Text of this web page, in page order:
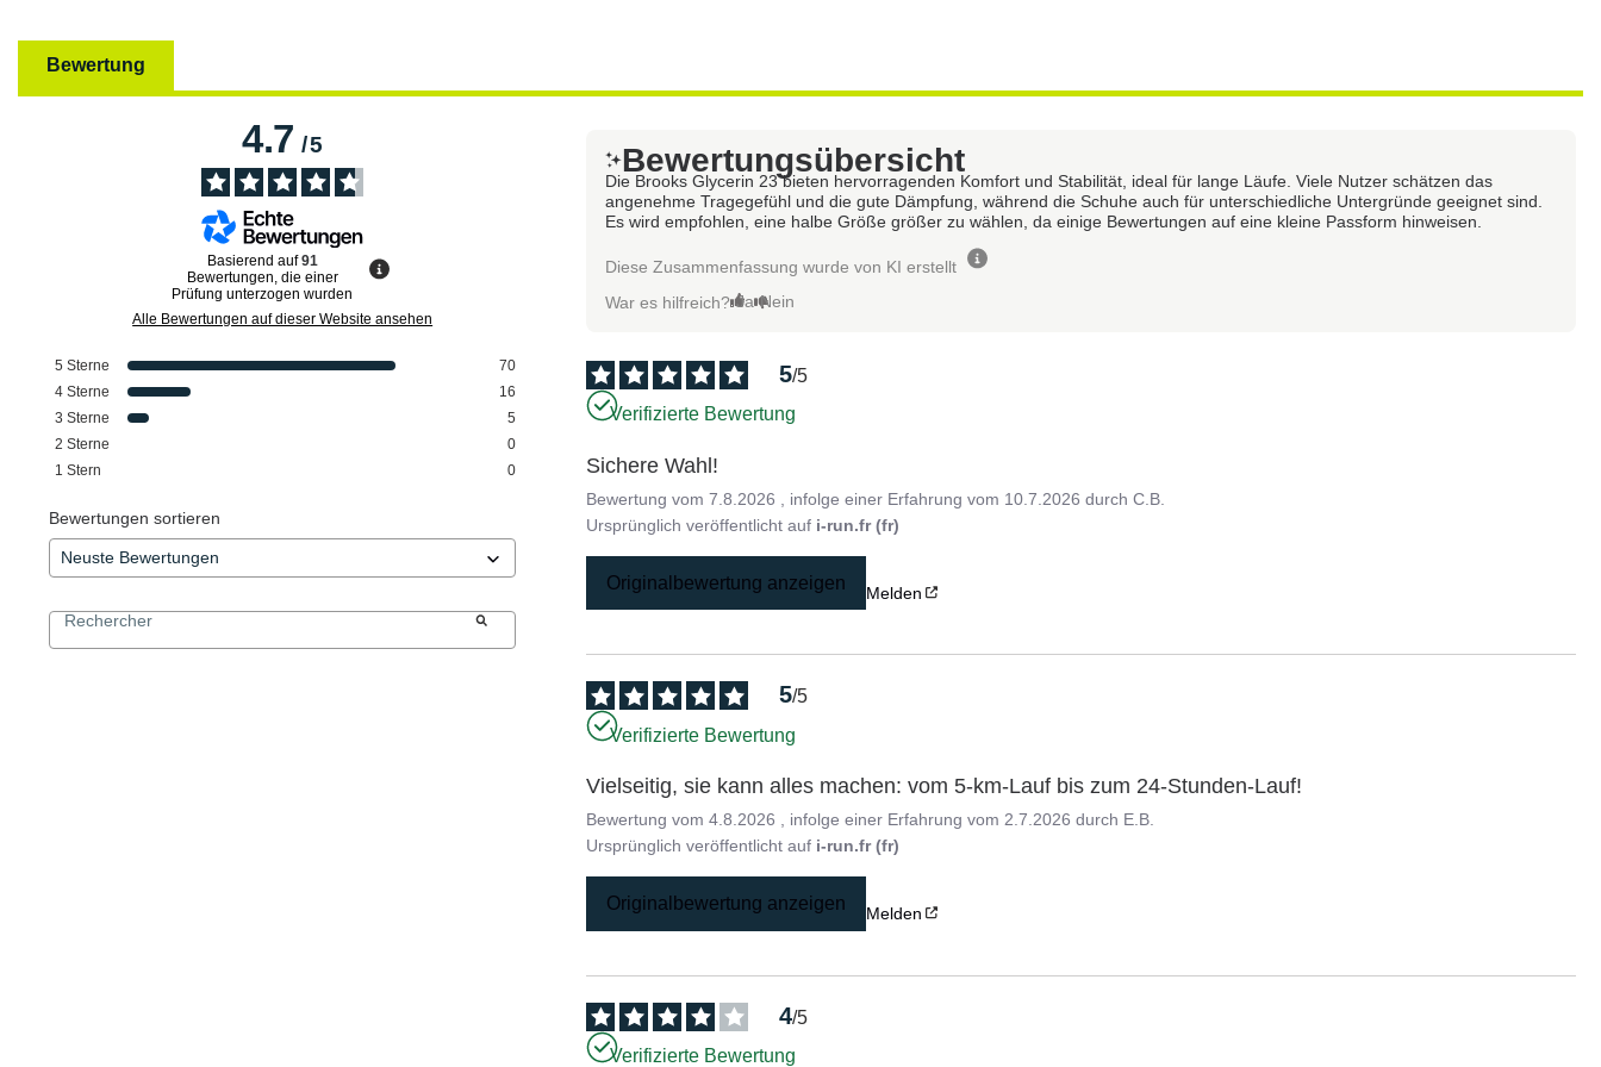
Bewertung
4.7/5
Basierend auf91
Bewertungen, die einer
Prüfung unterzogen wurden
Alle Bewertungen auf dieser Website ansehen
5 Sterne
70
4 Sterne
16
3 Sterne
5
2 Sterne
0
1 Stern 0
Bewertungen sortieren
Bewertungsübersicht
Die Brooks Glycerin 23 bieten hervorragenden Komfort und Stabilität, ideal für lange Läufe. Viele Nutzer schätzen das
angenehme Tragegefühl und die gute Dämpfung, während die Schuhe auch für unterschiedliche Untergründe geeignet sind.
Es wird empfohlen, eine halbe Größe größer zu wählen, da einige Bewertungen auf eine kleine Passform hinweisen.
Diese Zusammenfassung wurde von KI erstellt
War es hilfreich? Ja Nein
5/5
Verifizierte Bewertung
Sichere Wahl!
Bewertung vom7.8.2026 , infolge einer Erfahrung vom 10.7.2026 durchC.B.
Ursprünglich veröffentlicht auf i-run.fr (fr)
Originalbewertung anzeigen Melden
5/5
Verifizierte Bewertung
Vielseitig, sie kann alles machen: vom 5-km-Lauf bis zum 24-Stunden-Lauf!
Bewertung vom4.8.2026 , infolge einer Erfahrung vom2.7.2026 durch E.B.
Ursprünglich veröffentlicht auf i-run.fr (fr)
Originalbewertung anzeigen Melden
4/5
Verifizierte Bewertung